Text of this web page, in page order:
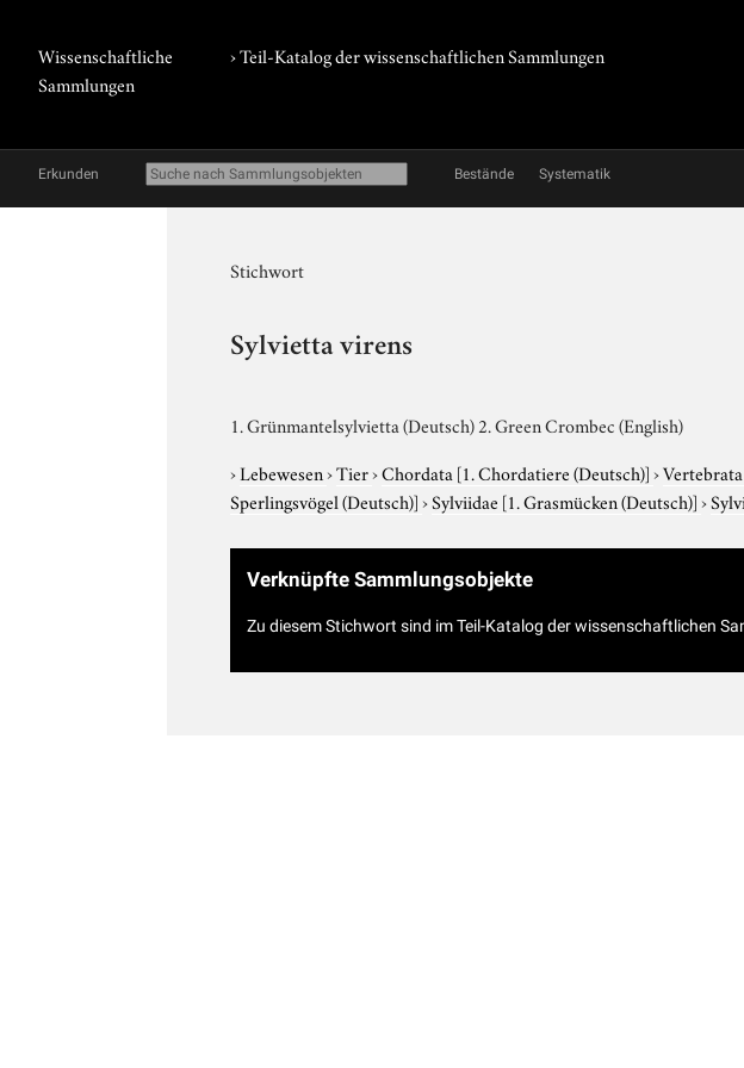
Wissenschaftliche
Sammlungen
› Teil-Katalog der wissenschaftlichen Sammlungen
Erkunden Bestände Systematik
Stichwort
Sylvietta virens
1. Grünmantelsylvietta (Deutsch) 2. Green Crombec (English)
›Lebewesen›Tier›Chordata [1. Chordatiere (Deutsch)]›Vertebrata
Sperlingsvögel (Deutsch)]›Sylviidae [1. Grasmücken (Deutsch)]›
Verknüpfte Sammlungsobjekte
Zu diesem Stichwort sind im Teil-Katalog der wissenschaftlichen